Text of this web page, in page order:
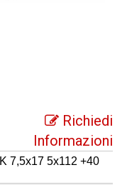
Richiedi
Informazioni
7,5x17 5x112 +40